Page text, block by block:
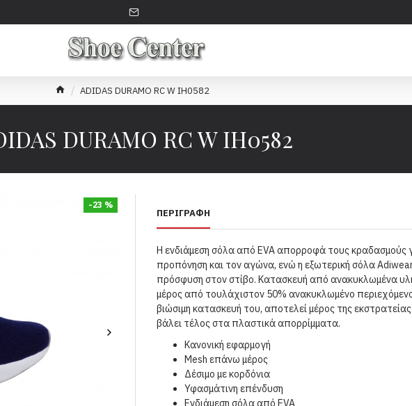
ADIDAS DURAMO RC W IH0582
DURAMO RC W IH0582
-23 %
ΠΕΡΙΓΡΑΦΉ
Η ενδιάμεση σόλα από EVA απορροφά τους κραδασμούς
προπόνηση και τον αγώνα, ενώ η εξωτερική σόλα
πρόσφυση στον στίβο. Κατασκευή από ανακυκλωμένα
μέρος από τουλάχιστον 50% ανακυκλωμένο
βιώσιμη κατασκευή του, αποτελεί μέρος της
βάλει τέλος στα πλαστικά απορρίμματα.
Κανονική εφαρμογή
Mesh επάνω μέρος
Δέσιμο με κορδόνια
Υφασμάτινη επένδυση
Ενδιάμεση σόλα από EVA